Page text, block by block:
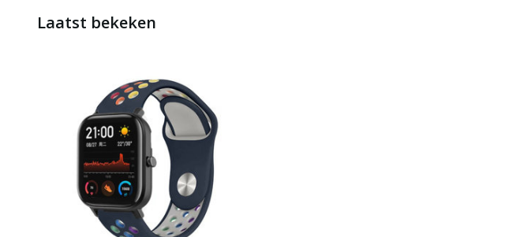
Laatst bekeken